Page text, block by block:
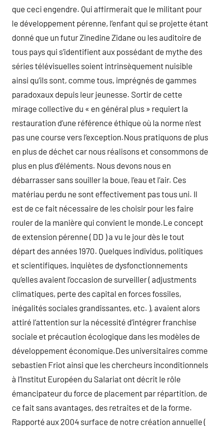
que ceci engendre. Qui affirmerait que le militant pour
le développement pérenne, l’enfant qui se projette étant
donné que un futur Zinedine Zidane ou les auditoire de
tous pays qui s’identifient aux possédant de mythe des
séries télévisuelles soient intrinsèquement nuisible
ainsi qu’ils sont, comme tous, imprégnés de gammes
paradoxaux depuis leur jeunesse. Sortir de cette
mirage collective du « en général plus » requiert la
restauration d’une référence éthique où la norme n’est
pas une course vers l’exception.Nous pratiquons de plus
en plus de déchet car nous réalisons et consommons de
plus en plus d’éléments. Nous devons nous en
débarrasser sans souiller la boue, l’eau et l’air. Ces
matériau perdu ne sont effectivement pas tous uni. Il
est de ce fait nécessaire de les choisir pour les faire
rouler de la manière qui convient le monde.Le concept
de extension pérenne ( DD ) a vu le jour dès le tout
départ des années 1970. Quelques individus, politiques
et scientifiques, inquiètes de dysfonctionnements
qu’elles avaient l’occasion de surveiller ( adjustments
climatiques, perte des capital en forces fossiles,
inégalités sociales grandissantes, etc. ), avaient alors
attiré l’attention sur la nécessité d’intégrer franchise
sociale et précaution écologique dans les modèles de
développement économique.Des universitaires comme
sebastien Friot ainsi que les chercheurs inconditionnels
à l’Institut Européen du Salariat ont décrit le rôle
émancipateur du force de placement par répartition, de
ce fait sans avantages, des retraites et de la forme.
Rapporté aux 2004 surface de notre création annuelle (